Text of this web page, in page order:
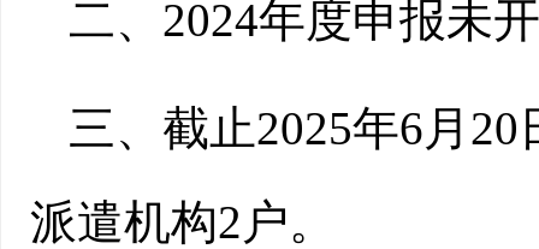
二、2024年度申报未
三、截止2025年6月
派遣机构2户。